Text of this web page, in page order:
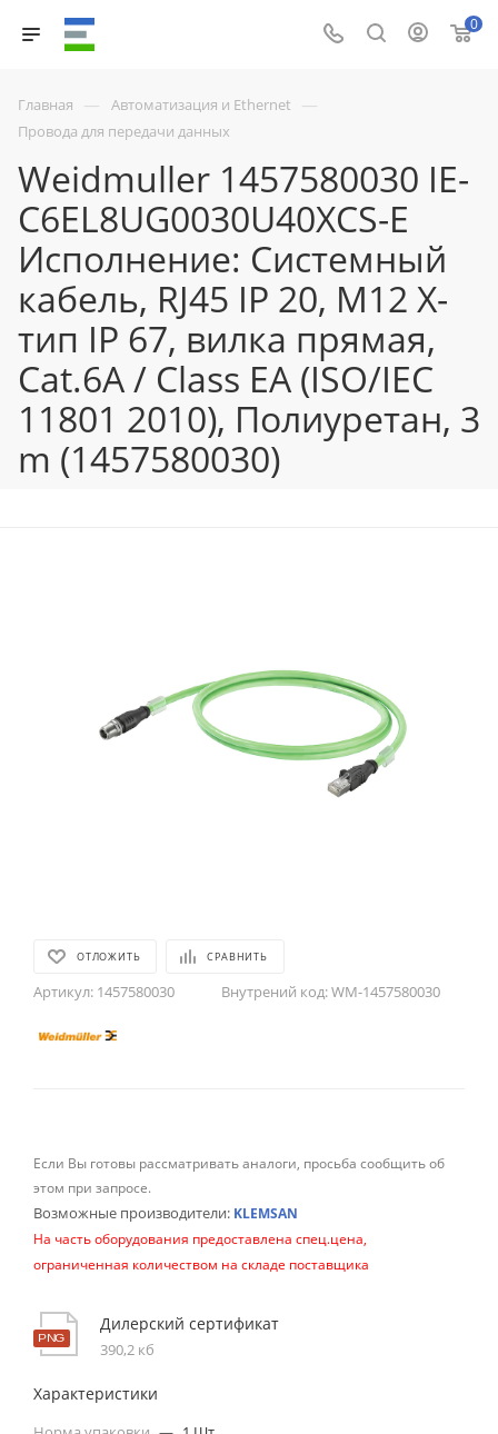
0
Главная — Автоматизация и Ethernet —
Провода для передачи данных
Weidmuller 1457580030 IE-
C6EL8UG0030U40XCS-E
Исполнение: Системный
кабель, RJ45 IP 20, M12 X-
тип IP 67, вилка прямая,
Cat.6A / Class EA (ISO/IEC
11801 2010), Полиуретан, 3
m (1457580030)
ОТЛОЖИТЬ СРАВНИТЬ
Артикул: 1457580030 Внутрений код:WM-1457580030
Если Вы готовы рассматривать аналоги, просьба сообщить об
этом при запросе.
Возможные производители: KLEMSAN
На часть оборудования предоставлена спец.цена,
ограниченная количеством на складе поставщика
Дилерский сертификат
390,2 кб
Характеристики